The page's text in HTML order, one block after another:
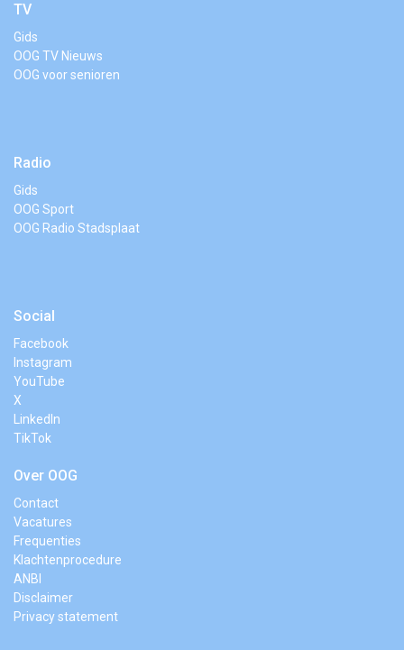
TV
Gids
OOG TV Nieuws
OOG voor senioren
Radio
Gids
OOG Sport
OOG Radio Stadsplaat
Social
Facebook
Instagram
YouTube
X
LinkedIn
TikTok
Over OOG
Contact
Vacatures
Frequenties
Klachtenprocedure
ANBI
Disclaimer
Privacy statement